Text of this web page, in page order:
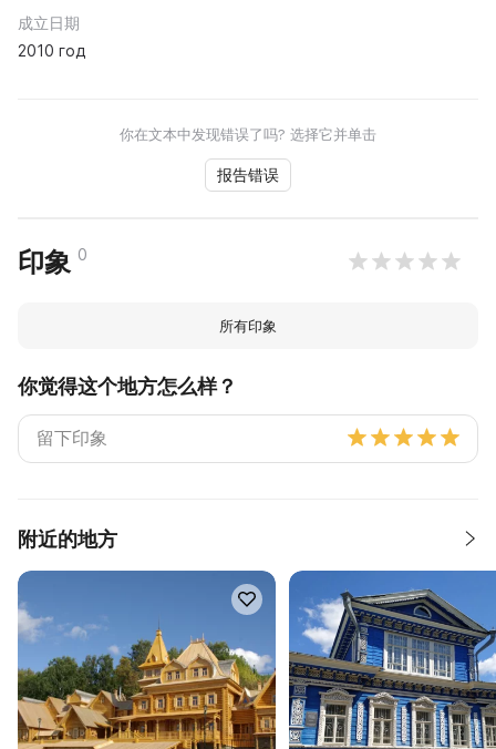
成立日期
2010 год
你在文本中发现错误了吗? 选择它并单击
报告错误
印象 0
所有印象
你觉得这个地方怎么样？
附近的地方